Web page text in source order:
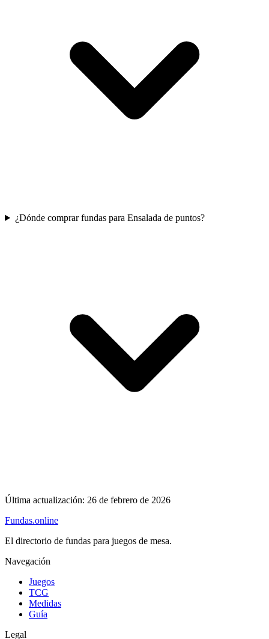
¿Dónde comprar fundas para Ensalada de puntos?
Última actualización: 26 de febrero de 2026
Fundas.online
El directorio de fundas para juegos de mesa.
Navegación
Juegos
TCG
Medidas
Guía
Legal